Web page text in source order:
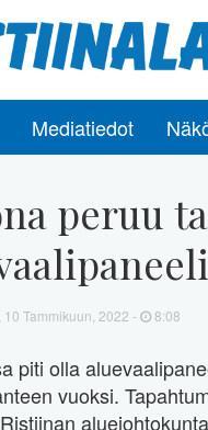
Mediatiedot
peruu
Tammikuun, 2022 - 8:08
piti olla
vuoksi.